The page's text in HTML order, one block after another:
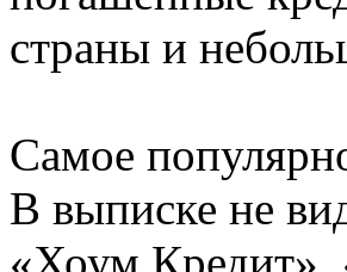
страны и
Самое
В выписке не